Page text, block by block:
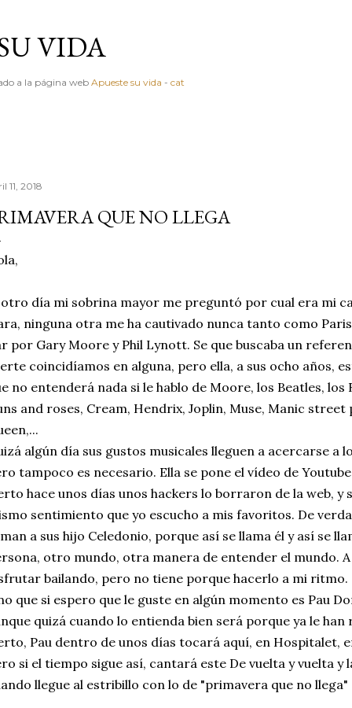
VIDA
a la página web Apueste su vida - cat
11, 2018
QUE NO LLEGA
otro día mi sobrina mayor me preguntó por cual era mi
ninguna otra me ha cautivado nunca tanto como
por Gary Moore y Phil Lynott. Se que buscaba un
coincidíamos en alguna, pero ella, a sus ocho años,
no entenderá nada si le hablo de Moore, los Beatles, los
and roses, Cream, Hendrix, Joplin, Muse, Manic
algún día sus gustos musicales lleguen a acercarse a
tampoco es necesario. Ella se pone el vídeo de
hace unos días unos hackers lo borraron de la web, y
sentimiento que yo escucho a mis favoritos. De
a sus hijo Celedonio, porque así se llama él y así se
otro mundo, otra manera de entender el mundo.
bailando, pero no tiene porque hacerlo a mi ritmo.
que si espero que le guste en algún momento es Pau
quizá cuando lo entienda bien será porque ya le
Pau dentro de unos días tocará aquí, en Hospitalet,
si el tiempo sigue así, cantará este De vuelta y vuelta y
llegue al estribillo con lo de "primavera que no llega"